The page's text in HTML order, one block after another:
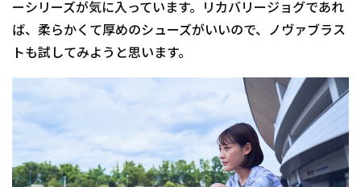
ーシリーズが気に入っています。リカバリージョグであれ
ば、柔らかくて厚めのシューズがいいので、ノヴァブラス
トも試してみようと思います。